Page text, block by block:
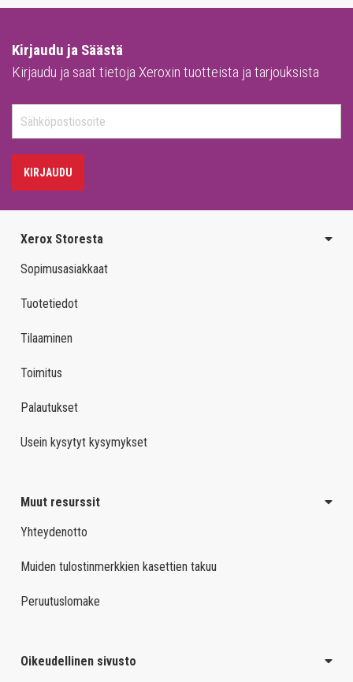
Kirjaudu ja Säästä
Kirjaudu ja saat tietoja Xeroxin tuotteista ja tarjouksista
KIRJAUDU
Xerox Storesta
Sopimusasiakkaat
Tuotetiedot
Tilaaminen
Toimitus
Palautukset
Usein kysytyt kysymykset
Muut resurssit
Yhteydenotto
Muiden tulostinmerkkien kasettien takuu
Peruutuslomake
Oikeudellinen sivusto